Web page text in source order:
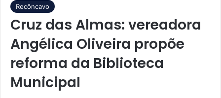
Recôncavo
Cruz das Almas: vereadora
Angélica Oliveira propõe
reforma da Biblioteca
Municipal